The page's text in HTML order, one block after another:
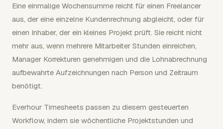
Eine einmalige Wochensumme reicht für einen Freelancer
aus, der eine einzelne Kundenrechnung abgleicht, oder für
einen Inhaber, der ein kleines Projekt prüft. Sie reicht nicht
mehr aus, wenn mehrere Mitarbeiter Stunden einreichen,
Manager Korrekturen genehmigen und die Lohnabrechnung
aufbewahrte Aufzeichnungen nach Person und Zeitraum
benötigt.
Everhour Timesheets passen zu diesem gesteuerten
Workflow, indem sie wöchentliche Projektstunden und